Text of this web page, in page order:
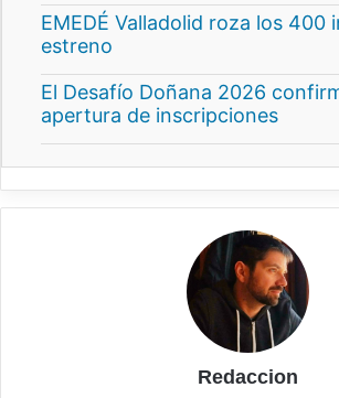
EMEDÉ Valladolid roza los 400
estreno
El Desafío Doñana 2026
apertura de inscripciones
Redaccion